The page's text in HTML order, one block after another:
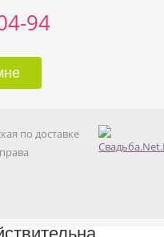
94
по доставке